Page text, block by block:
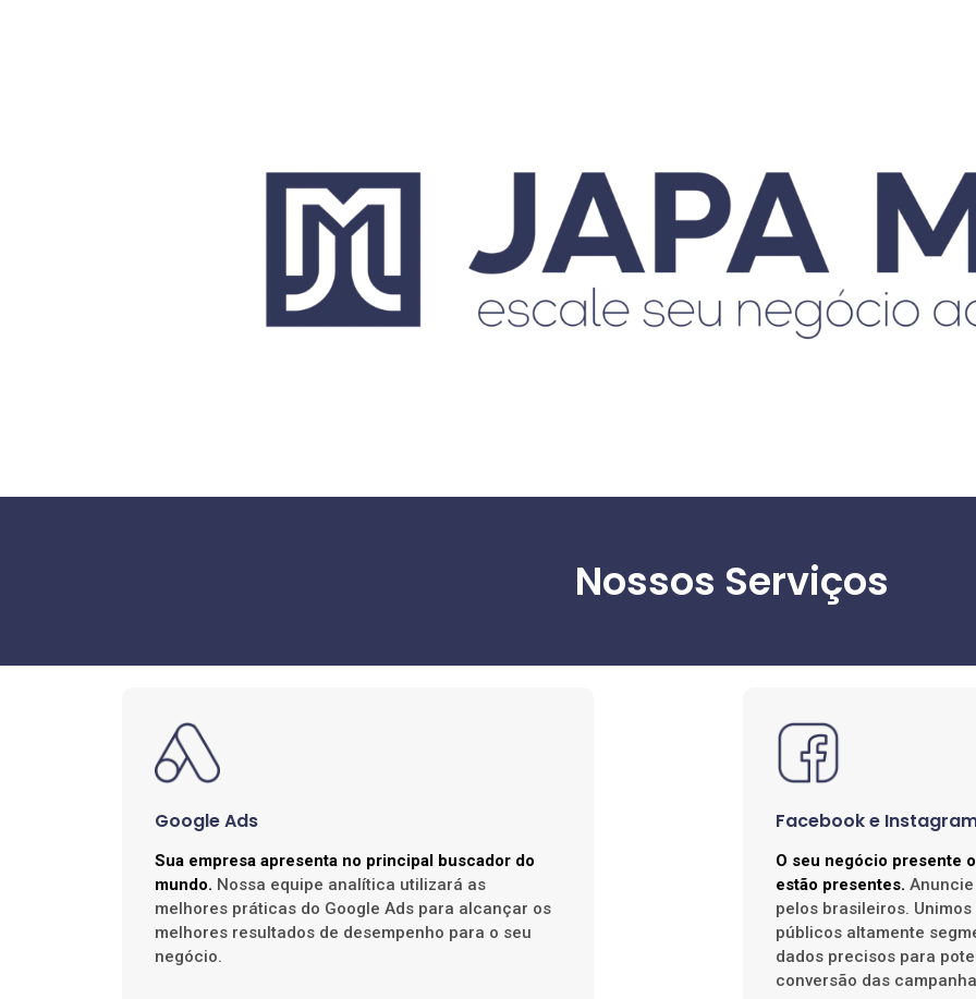
Nossos Serviços
Google Ads
Sua empresa apresenta no principal buscador do
mundo. Nossa equipe analítica utilizará as
melhores práticas do Google Ads para alcançar os
melhores resultados de desempenho para o seu
negócio.
Facebook e
O seu negócio presente
estão presentes.
pelos brasileiros.
públicos altamente
dados precisos para
conversão das